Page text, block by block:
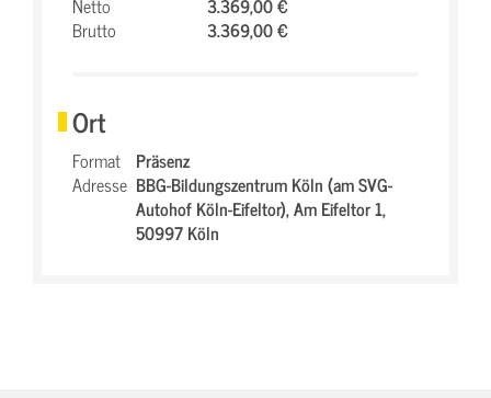
Brutto
3.369,00 €
Ort
Format Präsenz
Adresse BBG-Bildungszentrum Köln (am SVG-
Autohof Köln-Eifeltor),Am Eifeltor 1,
50997 Köln